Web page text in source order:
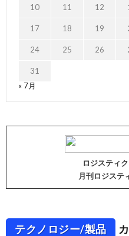
10 11 12
17 18 19
24 25 26
31
« 7月
ロジスティ
月刊ロジステ
テクノロジー/製品